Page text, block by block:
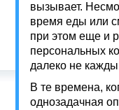
вызывает.
время еды или
при этом еще и
персональных
далеко не
В те времена,
однозадачная